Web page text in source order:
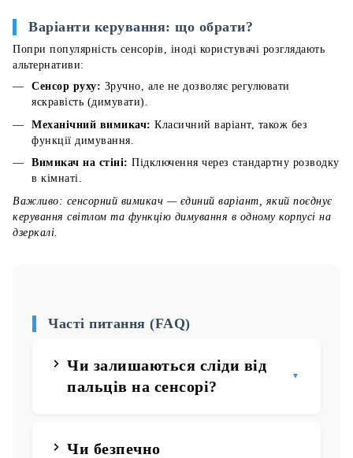
Варіанти керування: що обрати?
Попри популярність сенсорів, іноді користувачі розглядають
альтернативи:
Сенсор руху: Зручно, але не дозволяє регулювати
яскравість (димувати).
Механічний вимикач: Класичний варіант, також без
функції димування.
Вимикач на стіні: Підключення через стандартну розводку
в кімнаті.
Важливо: сенсорний вимикач — єдиний варіант, який поєднує
керування світлом та функцію димування в одному корпусі на
дзеркалі.
Часті питання (FAQ)
Чи залишаються сліди від
пальців на сенсорі?
Чи безпечно